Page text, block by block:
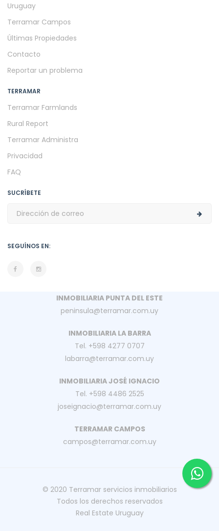
Uruguay
Terramar Campos
Últimas Propiedades
Contacto
Reportar un problema
TERRAMAR
Terramar Farmlands
Rural Report
Terramar Administra
Privacidad
FAQ
SUCRÍBETE
SEGUÍNOS EN:
INMOBILIARIA PUNTA DEL ESTE
peninsula@terramar.com.uy
INMOBILIARIA LA BARRA
Tel. +598 4277 0707
labarra@terramar.com.uy
INMOBILIARIA JOSÉ IGNACIO
Tel. +598 4486 2525
joseignacio@terramar.com.uy
TERRAMAR CAMPOS
campos@terramar.com.uy
© 2020 Terramar servicios inmobiliarios
Todos los derechos reservados
Real Estate Uruguay